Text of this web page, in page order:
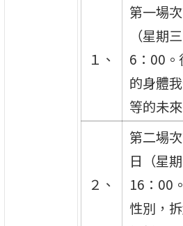
１、
第一場
（星期
6：00
的身體
等的未來
２、
第二場
日（星
16：00
性別，